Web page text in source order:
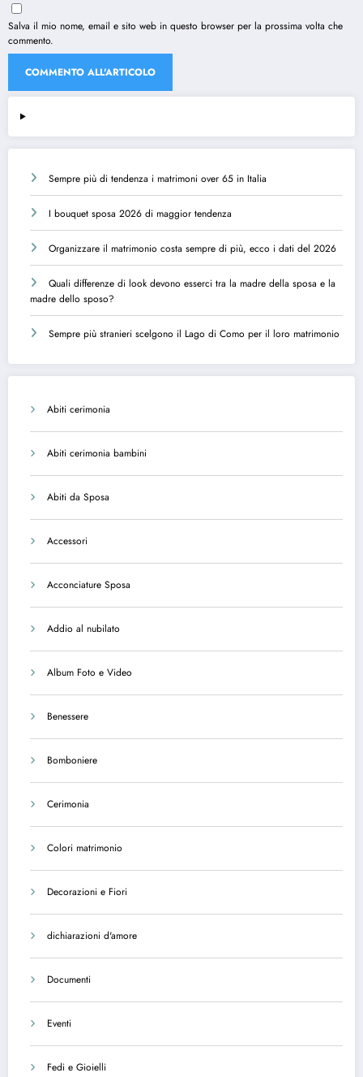
Salva il mio nome, email e sito web in questo browser per la prossima volta che
commento.
Sempre più di tendenza i matrimoni over 65 in Italia
I bouquet sposa 2026 di maggior tendenza
Organizzare il matrimonio costa sempre di più, ecco i dati del 2026
Quali differenze di look devono esserci tra la madre della sposa e la
madre dello sposo?
Sempre più stranieri scelgono il Lago di Como per il loro matrimonio
Abiti cerimonia
Abiti cerimonia bambini
Abiti da Sposa
Accessori
Acconciature Sposa
Addio al nubilato
Album Foto e Video
Benessere
Bomboniere
Cerimonia
Colori matrimonio
Decorazioni e Fiori
dichiarazioni d'amore
Documenti
Eventi
Fedi e Gioielli